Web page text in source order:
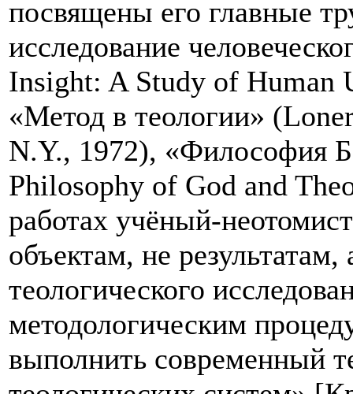
посвящены его главные
исследование
Insight: A Study of Human
«Метод в теологии»
N.Y., 1972), «Философия
Philosophy of God and
работах учёный-
объектам, не
теологического
методологическим
выполнить современный